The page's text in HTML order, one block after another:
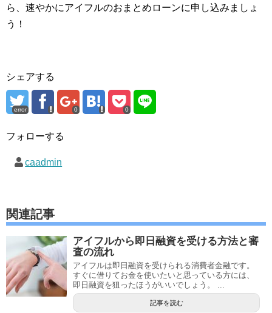
ら、速やかにアイフルのおまとめローンに申し込みましょ
う！
シェアする
error 0 0
フォローする
caadmin
関連記事
アイフルから即日融資を受ける方法と審
査の流れ
アイフルは即日融資を受けられる消費者金融です。
すぐに借りてお金を使いたいと思っている方には、
即日融資を狙ったほうがいいでしょう。 ...
記事を読む